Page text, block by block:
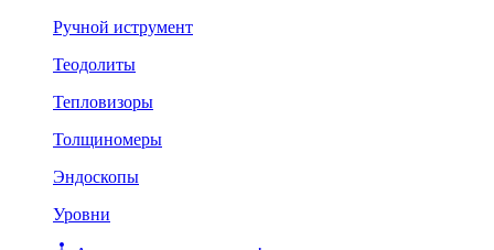
Ручной иструмент
Теодолиты
Тепловизоры
Толщиномеры
Эндоскопы
Уровни